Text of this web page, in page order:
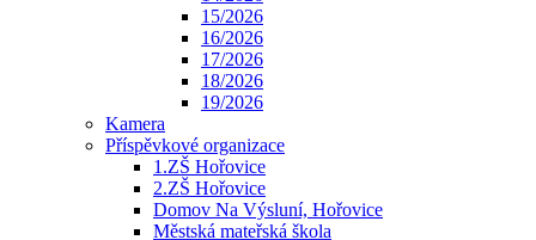
15/2026
16/2026
17/2026
18/2026
19/2026
Kamera
Příspěvkové organizace
1.ZŠ Hořovice
2.ZŠ Hořovice
Domov Na Výsluní, Hořovice
Městská mateřská škola